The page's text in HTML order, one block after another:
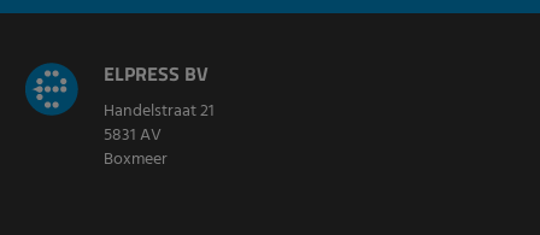
ELPRESS BV
Handelstraat 21
5831 AV
Boxmeer